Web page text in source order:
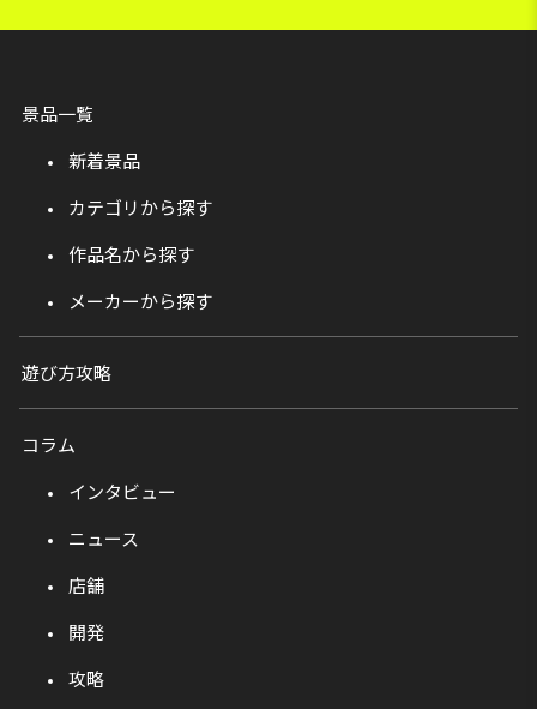
景品一覧
新着景品
カテゴリから探す
作品名から探す
メーカーから探す
遊び方攻略
コラム
インタビュー
ニュース
店舗
開発
攻略